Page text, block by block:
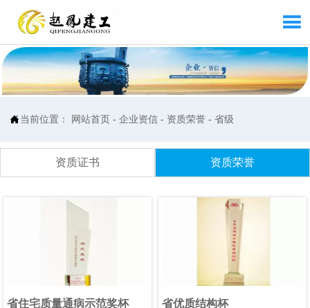

 当前位置： 网站首页 -企业资信 - 资质荣誉 -省级
资质证书 资质荣誉
省住宅质量通病示范奖杯 省优质结构杯